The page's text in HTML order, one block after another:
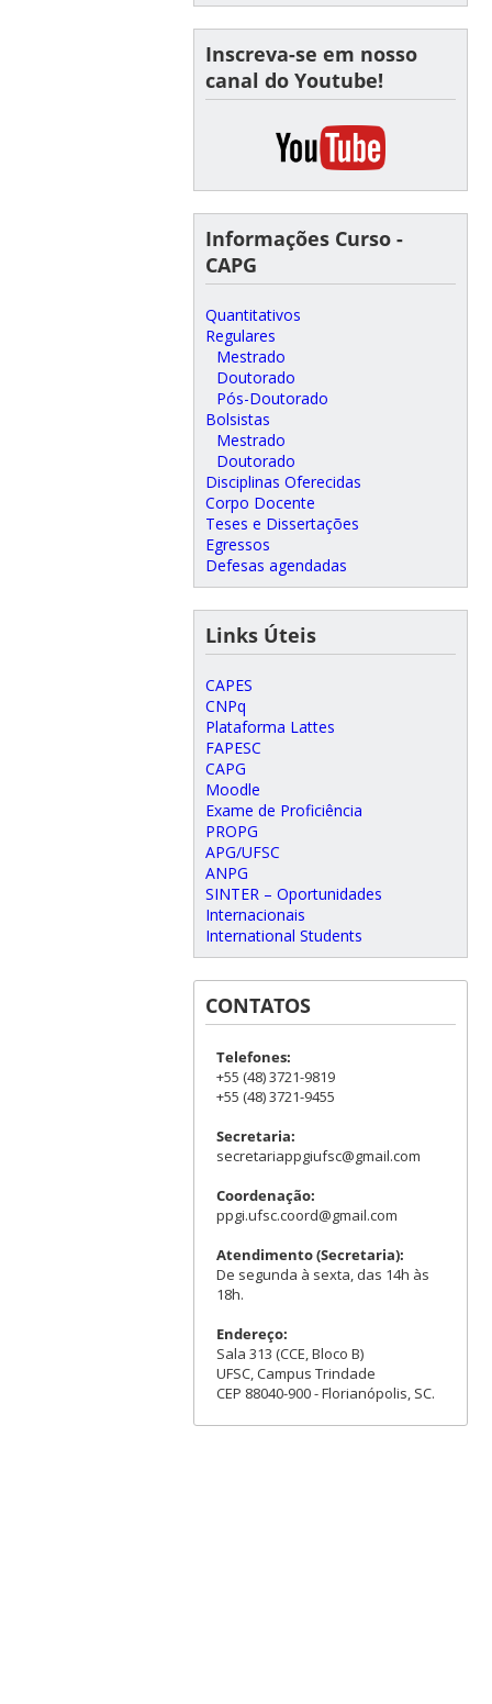
Inscreva-se em nosso
canal do Youtube!
Informações Curso -
CAPG
Quantitativos
Regulares
Mestrado
Doutorado
Pós-Doutorado
Bolsistas
Mestrado
Doutorado
Disciplinas Oferecidas
Corpo Docente
Teses e Dissertações
Egressos
Defesas agendadas
Links Úteis
CAPES
CNPq
Plataforma Lattes
FAPESC
CAPG
Moodle
Exame de Proficiência
PROPG
APG/UFSC
ANPG
SINTER – Oportunidades
Internacionais
International Students
CONTATOS
Telefones:
+55 (48) 3721-9819
+55 (48) 3721-9455
Secretaria:
secretariappgiufsc@gmail.com
Coordenação:
ppgi.ufsc.coord@gmail.com
Atendimento (Secretaria):
De segunda à sexta, das 14h às
18h.
Endereço:
Sala 313 (CCE, Bloco B)
UFSC, Campus Trindade
CEP 88040-900 - Florianópolis, SC.